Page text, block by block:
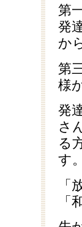
第
発
か
第
様
発
さ
る
す。